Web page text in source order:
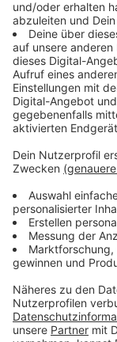
Verpass'
ANTENNE
Lifestyle